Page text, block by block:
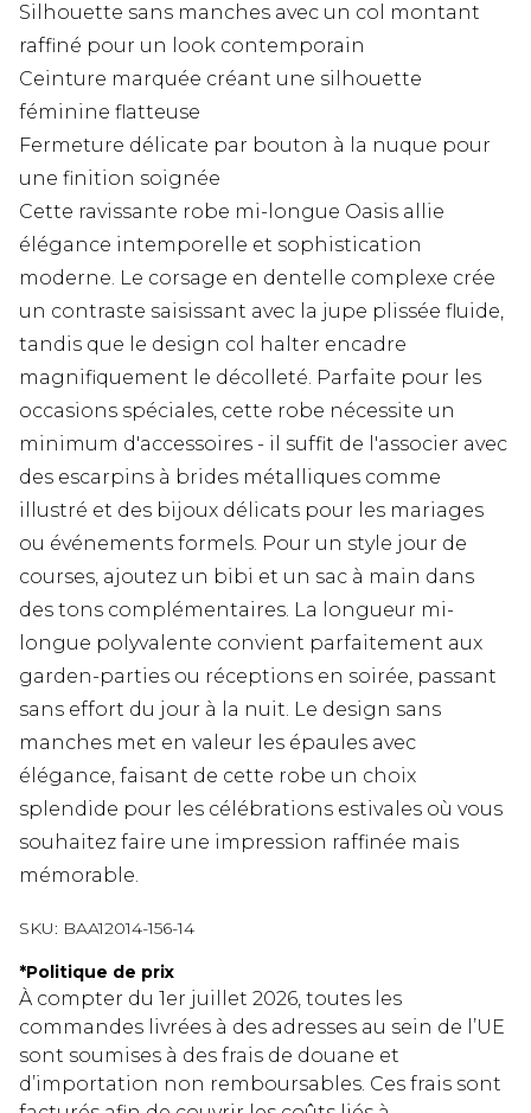
Silhouette sans manches avec un col montant
raffiné pour un look contemporain
Ceinture marquée créant une silhouette
féminine flatteuse
Fermeture délicate par bouton à la nuque pour
une finition soignée
Cette ravissante robe mi-longue Oasis allie
élégance intemporelle et sophistication
moderne. Le corsage en dentelle complexe crée
un contraste saisissant avec la jupe plissée fluide,
tandis que le design col halter encadre
magnifiquement le décolleté. Parfaite pour les
occasions spéciales, cette robe nécessite un
minimum d'accessoires - il suffit de l'associer avec
des escarpins à brides métalliques comme
illustré et des bijoux délicats pour les mariages
ou événements formels. Pour un style jour de
courses, ajoutez un bibi et un sac à main dans
des tons complémentaires. La longueur mi-
longue polyvalente convient parfaitement aux
garden-parties ou réceptions en soirée, passant
sans effort du jour à la nuit. Le design sans
manches met en valeur les épaules avec
élégance, faisant de cette robe un choix
splendide pour les célébrations estivales où vous
souhaitez faire une impression raffinée mais
mémorable.
SKU: BAA12014-156-14
*Politique de prix
À compter du 1er juillet 2026, toutes les
commandes livrées à des adresses au sein de l’UE
sont soumises à des frais de douane et
d’importation non remboursables. Ces frais sont